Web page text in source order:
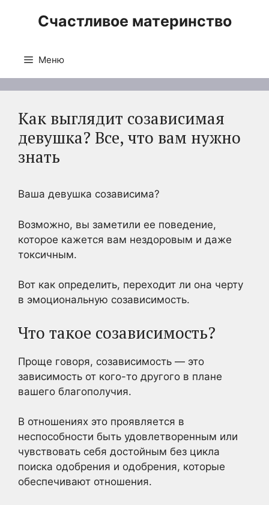
Счастливое материнство
Меню
Как выглядит созависимая
девушка? Все, что вам нужно
знать
Ваша девушка созависима?
Возможно, вы заметили ее поведение,
которое кажется вам нездоровым и даже
токсичным.
Вот как определить, переходит ли она черту
в эмоциональную созависимость.
Что такое созависимость?
Проще говоря, созависимость — это
зависимость от кого-то другого в плане
вашего благополучия.
В отношениях это проявляется в
неспособности быть удовлетворенным или
чувствовать себя достойным без цикла
поиска одобрения и одобрения, которые
обеспечивают отношения.